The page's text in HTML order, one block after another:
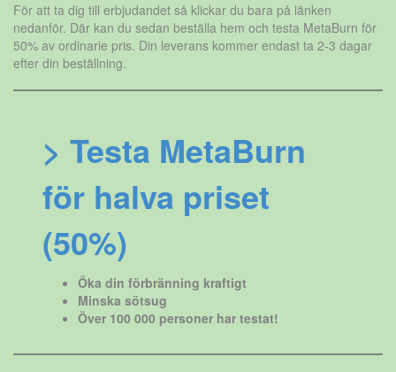
För att ta dig till erbjudandet så klickar du bara på länken
nedanför. Där kan du sedan beställa hem och testa MetaBurn för
50% av ordinarie pris. Din leverans kommer endast ta 2-3 dagar
efter din beställning.
> Testa MetaBurn
för halva priset
(50%)
Öka din förbränning kraftigt
Minska sötsug
Över 100 000 personer har testat!